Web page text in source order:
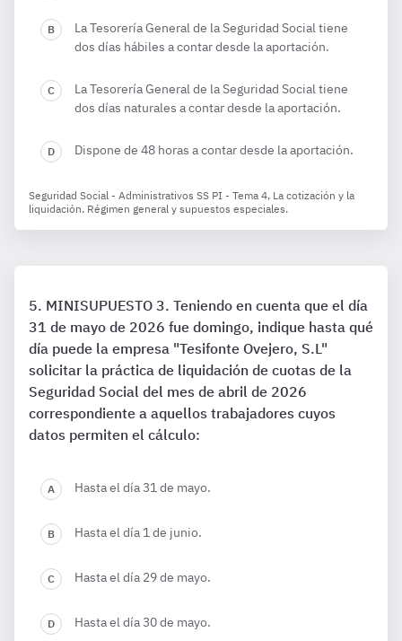
La Tesorería General de la Seguridad Social tiene
dos días hábiles a contar desde la aportación.
La Tesorería General de la Seguridad Social tiene
dos días naturales a contar desde la aportación.
Dispone de 48 horas a contar desde la aportación.
Seguridad Social - Administrativos SS PI - Tema 4, La cotización y la
liquidación. Régimen general y supuestos especiales.
MINISUPUESTO 3. Teniendo en cuenta que el día
31 de mayo de 2026 fue domingo, indique hasta qué
día puede la empresa "Tesifonte Ovejero, S.L"
solicitar la práctica de liquidación de cuotas de la
Seguridad Social del mes de abril de 2026
correspondiente a aquellos trabajadores cuyos
datos permiten el cálculo:
Hasta el día 31 de mayo.
Hasta el día 1 de junio.
Hasta el día 29 de mayo.
Hasta el día 30 de mayo.